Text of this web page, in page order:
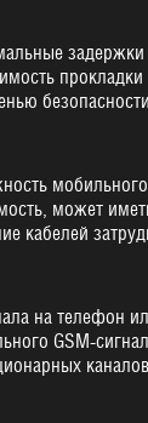
может
кабелей
на телефон
GSM-